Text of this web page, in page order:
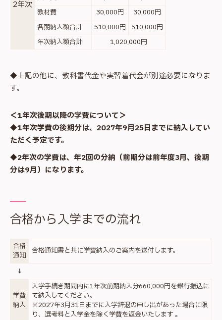
2年次
教材費
30,000円
30,000円
各期納入額合計
510,000円
510,000円
年次納入額合計
1,020,000円
◆上記の他に、教科書代金や実習着代金が別途必要になりま
す。
＜1年次後期以降の学費について＞
◆1年次学費の後期分は、2027年9月25日までに納入してい
ただく予定です。
◆2年次の学費は、年2回の分納（前期分は前年度3月、後期
分は9月）になります。
合格から入学までの流れ
合格
通知 合格通知書と共に学費納入のご案内を送付します。
↓
学費
納入
入学手続き期間内に1年次前期納入分660,000円を銀行振込に
て納入してください。
※2027年3月31日までに入学辞退の申し出があった場合に限
り、選考料と入学金を除く学費を返金いたします 。